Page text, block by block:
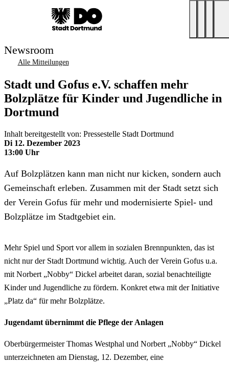
Newsroom
Alle Mitteilungen
Stadt und Gofus e.V. schaffen mehr
Bolzplätze für Kinder und Jugendliche in
Dortmund
Inhalt bereitgestellt von: Pressestelle Stadt Dortmund
Di 12. Dezember 2023
13:00 Uhr
Auf Bolzplätzen kann man nicht nur kicken, sondern auch
Gemeinschaft erleben. Zusammen mit der Stadt setzt sich
der Verein Gofus für mehr und modernisierte Spiel- und
Bolzplätze im Stadtgebiet ein.
Mehr Spiel und Sport vor allem in sozialen Brennpunkten, das ist
nicht nur der Stadt Dortmund wichtig. Auch der Verein Gofus u.a.
mit Norbert „Nobby“ Dickel arbeitet daran, sozial benachteiligte
Kinder und Jugendliche zu fördern. Konkret etwa mit der Initiative
„Platz da“ für mehr Bolzplätze.
Jugendamt übernimmt die Pflege der Anlagen
Oberbürgermeister Thomas Westphal und Norbert „Nobby“ Dickel
unterzeichneten am Dienstag, 12. Dezember, eine